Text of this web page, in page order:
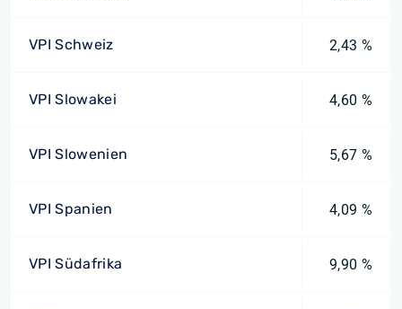
VPI Schweiz 2,43 %
VPI Slowakei 4,60 %
VPI Slowenien 5,67 %
VPI Spanien 4,09 %
VPI Südafrika 9,90 %